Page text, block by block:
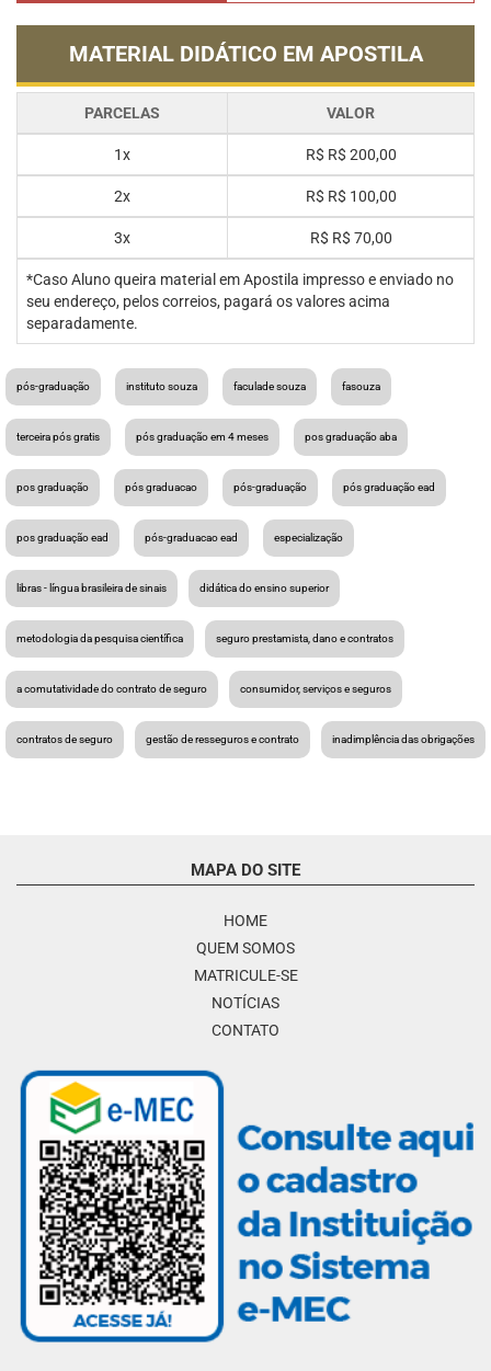
MATERIAL DIDÁTICO EM APOSTILA
PARCELAS VALOR
1x R$ R$ 200,00
2x R$ R$ 100,00
3x R$ R$ 70,00
*Caso Aluno queira material em Apostila impresso e enviado no
seu endereço, pelos correios, pagará os valores acima
separadamente.
pós-graduação instituto souza faculade souza fasouza
terceira pós gratis pós graduação em 4 meses pos graduação aba
pos graduação pós graduacao pós-graduação pós graduação ead
pos graduação ead pós-graduacao ead especialização
libras - língua brasileira de sinais didática do ensino superior
metodologia da pesquisa científica seguro prestamista, dano e contratos
a comutatividade do contrato de seguro consumidor, serviços e seguros
contratos de seguro gestão de resseguros e contrato inadimplência das obrigações
MAPA DO SITE
HOME
QUEM SOMOS
MATRICULE-SE
NOTÍCIAS
CONTATO